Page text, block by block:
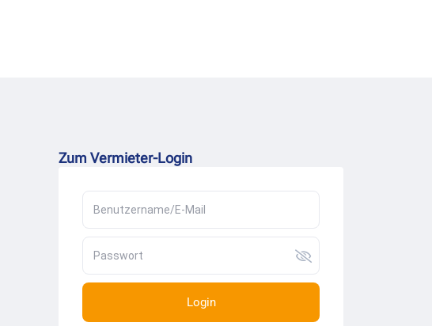
Zum Vermieter-Login
Login